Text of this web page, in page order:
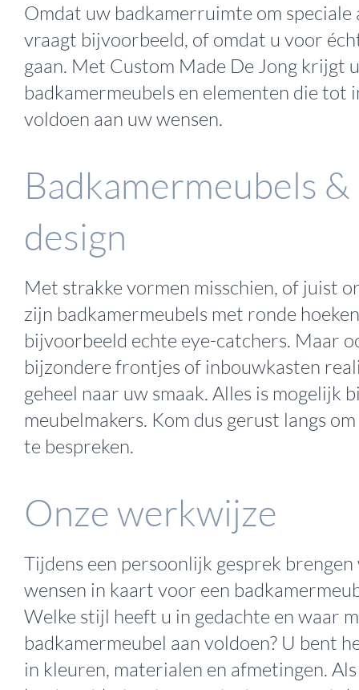
Omdat uw badkamerruimte om speciale
vraagt bijvoorbeeld, of omdat u voor
gaan. Met Custom Made De Jong krijgt u
badkamermeubels en elementen die tot
voldoen aan uw wensen.
Badkamermeubels &
design
Met strakke vormen misschien, of juist
zijn badkamermeubels met ronde hoeken
bijvoorbeeld echte eye-catchers. Maar
bijzondere frontjes of inbouwkasten
geheel naar uw smaak. Alles is mogelijk
meubelmakers. Kom dus gerust langs
te bespreken.
Onze werkwijze
Tijdens een persoonlijk gesprek brengen
wensen in kaart voor een
Welke stijl heeft u in gedachte en waar
badkamermeubel aan voldoen? U bent
in kleuren, materialen en afmetingen.